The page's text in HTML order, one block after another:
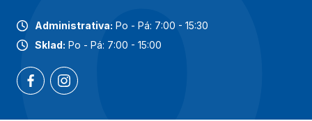
Administrativa: Po - Pá: 7:00 - 15:30
Sklad: Po - Pá: 7:00 - 15:00